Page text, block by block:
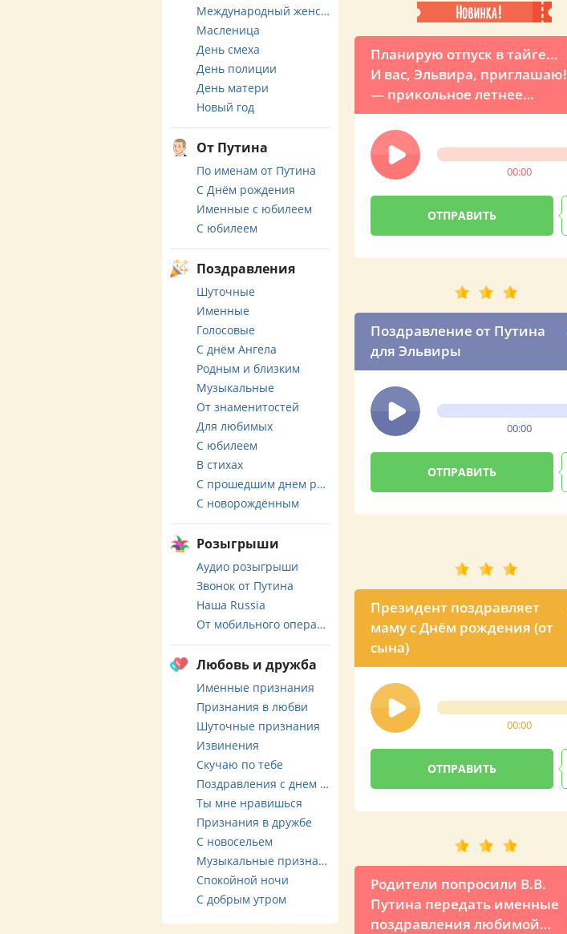
Планирую отпуск в тайге...
И вас, Эльвира, приглашаю!
— прикольное летнее
поздравление от Путина
00:00
Поздравление от Путина
для Эльвиры
00:00
Президент поздравляет
маму с Днём рождения (от
сына)
00:00
Родители попросили В.В.
Путина передать именные
поздравления любимой
Международный женский день
Масленица
День смеха
День полиции
День матери
Новый год
От Путина
По именам от Путина
С Днём рождения
Именные с юбилеем
С юбилеем
Поздравления
Шуточные
Именные
Голосовые
С днём Ангела
Родным и близким
Музыкальные
От знаменитостей
Для любимых
С юбилеем
В стихах
С прошедшим днем рождения
С новорождённым
Розыгрыши
Аудио розыгрыши
Звонок от Путина
Наша Russia
От мобильного оператора
Любовь и дружба
Именные признания
Признания в любви
Шуточные признания
Извинения
Скучаю по тебе
Поздравления с днем свадьбы
Ты мне нравишься
Признания в дружбе
С новосельем
Музыкальные признания
Спокойной ночи
С добрым утром